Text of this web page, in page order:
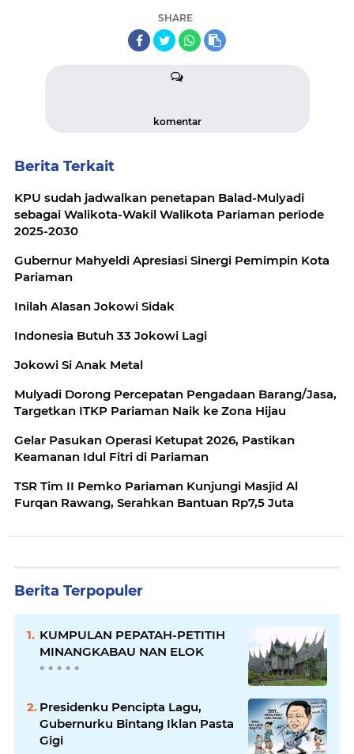
SHARE
komentar
Berita Terkait
KPU sudah jadwalkan penetapan Balad-Mulyadi
sebagai Walikota-Wakil Walikota Pariaman periode
2025-2030
Gubernur Mahyeldi Apresiasi Sinergi Pemimpin Kota
Pariaman
Inilah Alasan Jokowi Sidak
Indonesia Butuh 33 Jokowi Lagi
Jokowi Si Anak Metal
Mulyadi Dorong Percepatan Pengadaan Barang/Jasa,
Targetkan ITKP Pariaman Naik ke Zona Hijau
Gelar Pasukan Operasi Ketupat 2026, Pastikan
Keamanan Idul Fitri di Pariaman
TSR Tim II Pemko Pariaman Kunjungi Masjid Al
Furqan Rawang, Serahkan Bantuan Rp7,5 Juta
Berita Terpopuler
KUMPULAN PEPATAH-PETITIH
MINANGKABAU NAN ELOK
Presidenku Pencipta Lagu,
Gubernurku Bintang Iklan Pasta
Gigi